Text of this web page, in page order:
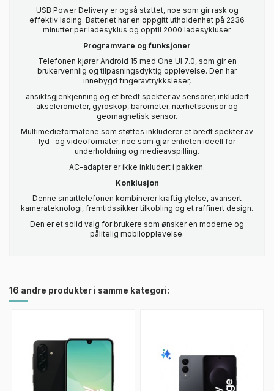
USB Power Delivery er også støttet, noe som gir rask og
effektiv lading. Batteriet har en oppgitt utholdenhet på 2236
minutter per ladesyklus og opptil 2000 ladesykluser.
Programvare og funksjoner
Telefonen kjører Android 15 med One UI 7.0, som gir en
brukervennlig og tilpasningsdyktig opplevelse. Den har
innebygd fingeravtrykksleser,
ansiktsgjenkjenning og et bredt spekter av sensorer, inkludert
akselerometer, gyroskop, barometer, nærhetssensor og
geomagnetisk sensor.
Multimedieformatene som støttes inkluderer et bredt spekter av
lyd- og videoformater, noe som gjør enheten ideell for
underholdning og medieavspilling.
AC-adapter er ikke inkludert i pakken.
Konklusjon
Denne smarttelefonen kombinerer kraftig ytelse, avansert
kamerateknologi, fremtidssikker tilkobling og et raffinert design.
Den er et solid valg for brukere som ønsker en moderne og
pålitelig mobilopplevelse.
16 andre produkter i samme kategori: